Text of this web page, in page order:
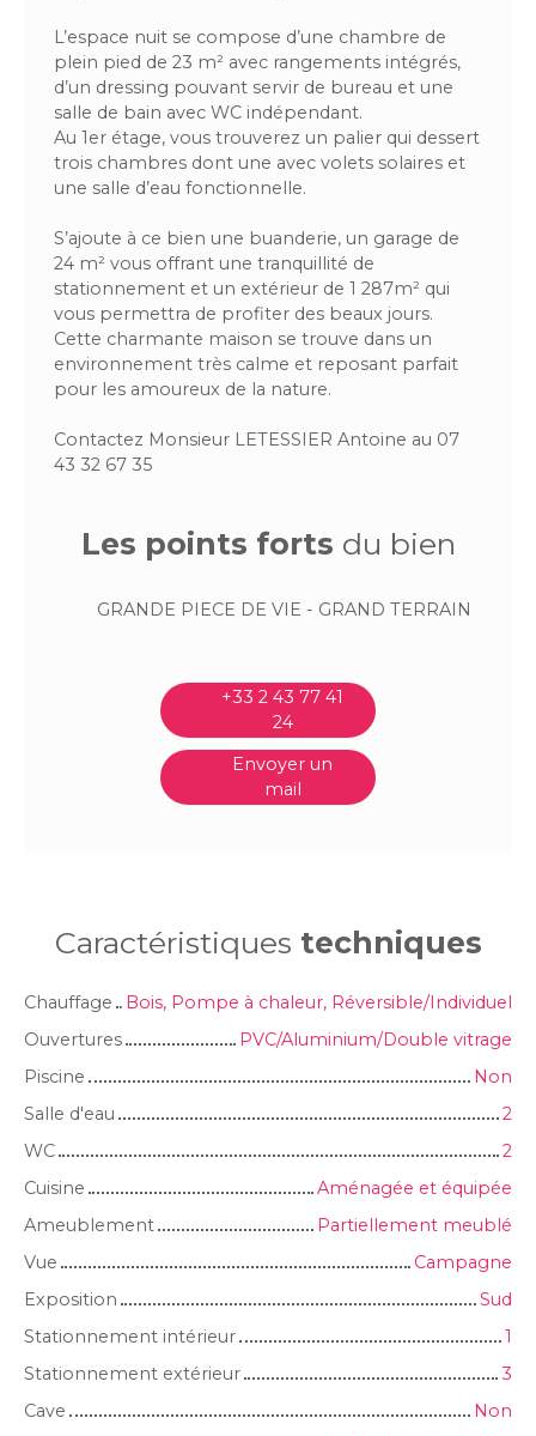
L’espace nuit se compose d’une chambre de
plein pied de 23 m² avec rangements intégrés,
d’un dressing pouvant servir de bureau et une
salle de bain avec WC indépendant.
Au 1er étage, vous trouverez un palier qui dessert
trois chambres dont une avec volets solaires et
une salle d’eau fonctionnelle.
S’ajoute à ce bien une buanderie, un garage de
24 m² vous offrant une tranquillité de
stationnement et un extérieur de 1 287m² qui
vous permettra de profiter des beaux jours.
Cette charmante maison se trouve dans un
environnement très calme et reposant parfait
pour les amoureux de la nature.
Contactez Monsieur LETESSIER Antoine au 07
43 32 67 35
Les points forts du bien
GRANDE PIECE DE VIE - GRAND TERRAIN
+33 2 43 77 41
24
Envoyer un
mail
Caractéristiques techniques
Chauffage
Bois, Pompe à chaleur, Réversible/Individuel
Ouvertures
PVC/Aluminium/Double vitrage
Piscine
Non
Salle d'eau
2
WC
2
Cuisine
Aménagée et équipée
Ameublement
Partiellement meublé
Vue
Campagne
Exposition
Sud
Stationnement intérieur
1
Stationnement extérieur
3
Cave
Non